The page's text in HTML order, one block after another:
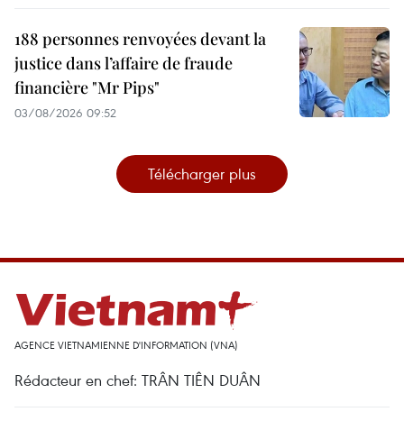
188 personnes renvoyées devant la
justice dans l’affaire de fraude
financière "Mr Pips"
03/08/2026 09:52
Télécharger plus
AGENCE VIETNAMIENNE D'INFORMATION (VNA)
Rédacteur en chef: TRÂN TIÊN DUÂN